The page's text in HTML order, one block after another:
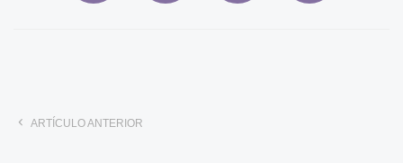
ARTÍCULO ANTERIOR